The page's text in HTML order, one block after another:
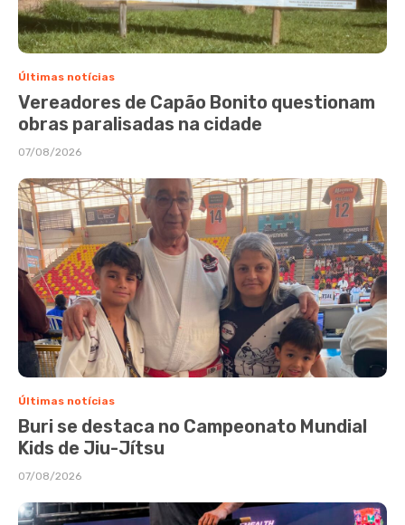
Últimas notícias
Vereadores de Capão Bonito questionam
obras paralisadas na cidade
07/08/2026
Últimas notícias
Buri se destaca no Campeonato Mundial
Kids de Jiu-Jítsu
07/08/2026